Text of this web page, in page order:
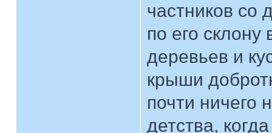
частников со
по его склону
деревьев и
крыши
почти ничего
детства,